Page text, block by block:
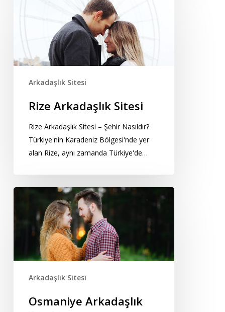
Arkadaşlık Sitesi
Rize Arkadaşlık Sitesi
Rize Arkadaşlık Sitesi – Şehir Nasıldır?
Türkiye'nin Karadeniz Bölgesi'nde yer
alan Rize, aynı zamanda Türkiye'de…
Osmaniye
Arkadaşlık Sitesi
Osmaniye Arkadaşlık